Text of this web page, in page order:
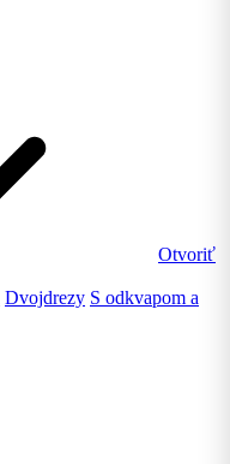
Otvoriť
Dvojdrezy S odkvapom a